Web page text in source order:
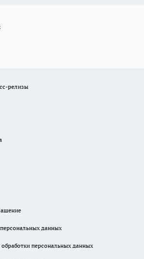
релизы
данных
персональных данных